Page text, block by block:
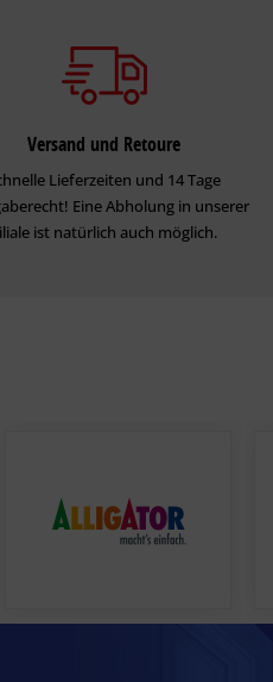
Versand und Retoure
Lieferzeiten und 14 Tage
Eine Abholung in unserer
ist natürlich auch möglich.